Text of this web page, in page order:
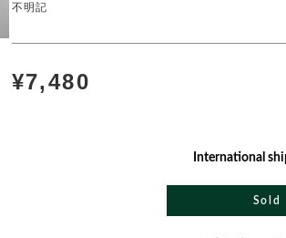
不明記
¥7,480
International
Sold